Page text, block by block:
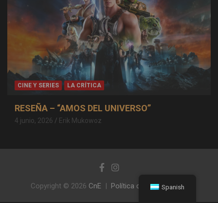
CINE Y SERIES LA CRÍTICA
RESEÑA – “AMOS DEL UNIVERSO”
4 junio, 2026 Erik Mukowoz
Copyright © 2026 CnE Política de privacidad
Spanish